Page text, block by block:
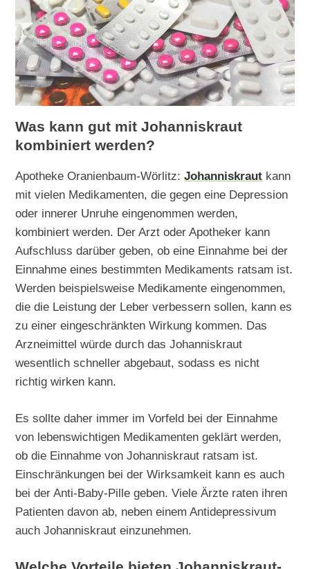
Was kann gut mit Johanniskraut
kombiniert werden?
Apotheke Oranienbaum-Wörlitz:Johanniskraut kann
mit vielen Medikamenten, die gegen eine Depression
oder innerer Unruhe eingenommen werden,
kombiniert werden. Der Arzt oder Apotheker kann
Aufschluss darüber geben, ob eine Einnahme bei der
Einnahme eines bestimmten Medikaments ratsam ist.
Werden beispielsweise Medikamente eingenommen,
die die Leistung der Leber verbessern sollen, kann es
zu einer eingeschränkten Wirkung kommen. Das
Arzneimittel würde durch das Johanniskraut
wesentlich schneller abgebaut, sodass es nicht
richtig wirken kann.
Es sollte daher immer im Vorfeld bei der Einnahme
von lebenswichtigen Medikamenten geklärt werden,
ob die Einnahme von Johanniskraut ratsam ist.
Einschränkungen bei der Wirksamkeit kann es auch
bei der Anti-Baby-Pille geben. Viele Ärzte raten ihren
Patienten davon ab, neben einem Antidepressivum
auch Johanniskraut einzunehmen.